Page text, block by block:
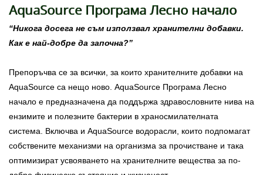
AquaSource Програма Лесно начало
“Никога досега не съм използвал хранителни добавки.
Как е най-добре да започна?”
Препоръчва се за всички, за които хранителните добавки на
AquaSource са нещо ново. AquaSource Програма Лесно
начало е предназначена да поддържа здравословните нива на
ензимите и полезните бактерии в храносмилателната
система. Включва и AquaSource водорасли, които подпомагат
собствените механизми на организма за прочистване и така
оптимизират усвояването на хранителните вещества за по-